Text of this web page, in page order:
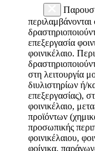
περιλαμβάνονται
επεξεργασία
φοινικέλαιο.
στη λειτουργία
διυλιστηρίων ή/
επεξεργασίας),
φοινικέλαιο,
προϊόντων
προσωπικής
φοινικέλαιου,
φοίνικα,